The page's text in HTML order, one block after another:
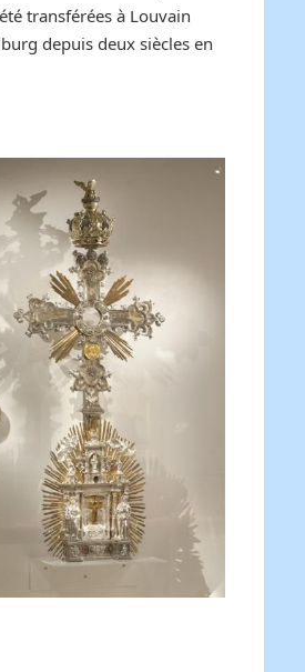
transférées à Louvain
depuis deux siècles en